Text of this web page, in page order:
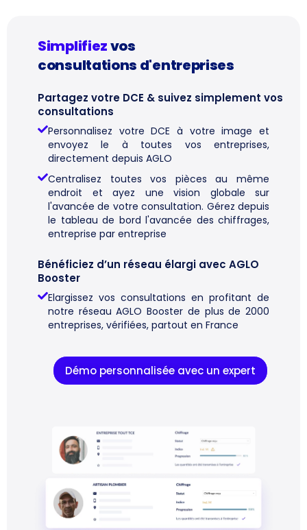
Simplifiezvos
consultations d'entreprises
Partagez votre DCE & suivez simplement vos
consultations
Personnalisez votre DCE à votre image et
envoyez le à toutes vos entreprises,
directement depuis AGLO
Centralisez toutes vos pièces au même
endroit et ayez une vision globale sur
l'avancée de votre consultation. Gérez depuis
le tableau de bord l'avancée des chiffrages,
entreprise par entreprise
Bénéficiez d’un réseau élargi avec AGLO
Booster
Elargissez vos consultations en profitant de
notre réseau AGLO Booster de plus de 2000
entreprises, vérifiées, partout en France
Démo personnalisée avec un expert